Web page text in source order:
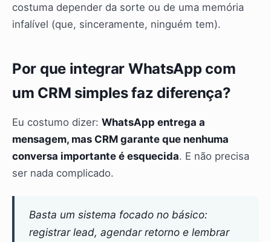
costuma depender da sorte ou de uma memória
infalível (que, sinceramente, ninguém tem).
Por que integrar WhatsApp com
um CRM simples faz diferença?
Eu costumo dizer: WhatsApp entrega a
mensagem, mas CRM garante que nenhuma
conversa importante é esquecida. E não precisa
ser nada complicado.
Basta um sistema focado no básico:
registrar lead, agendar retorno e lembrar